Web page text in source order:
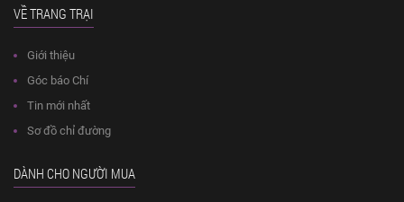
VỀ TRANG TRẠI
Giới thiệu
Góc báo Chí
Tin mới nhất
Sơ đồ chỉ đường
DÀNH CHO NGƯỜI MUA